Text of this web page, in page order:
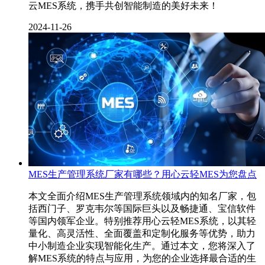
云MES系统，携手共创智能制造的美好未来！
2024-11-26
MES生产管理系统厂家有哪些？用心云轻MES为您盘点
本文全面介绍MES生产管理系统领域内的知名厂家，包
括西门子、罗克韦尔等国际巨头以及畅捷通、宝信软件
等国内领军企业。特别推荐用心云轻MES系统，以其轻
量化、高灵活性、全面覆盖和定制化服务等优势，助力
中小制造企业实现智能化生产。通过本文，您将深入了
解MES系统的特点与应用，为您的企业选择最合适的生